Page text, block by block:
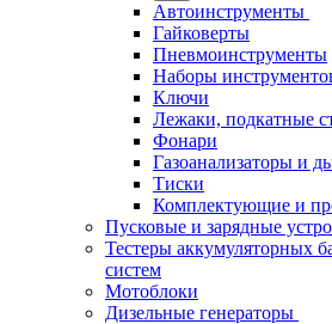
Автоинструменты
Гайковерты
Пневмоинструменты
Наборы
Ключи
Лежаки, подкатные
Фонари
Газоанализаторы и
Тиски
Комплектующие и
Пусковые и зарядные
Тестеры аккумуляторных
систем
Мотоблоки
Дизельные генераторы